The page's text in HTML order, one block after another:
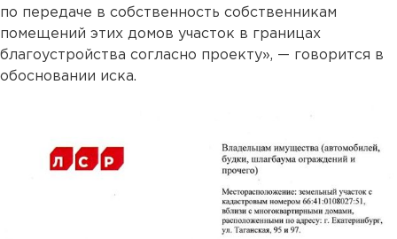
по передаче в собственность собственникам
помещений этих домов участок в границах
благоустройства согласно проекту», — говорится в
обосновании иска.